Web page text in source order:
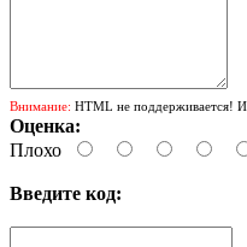
Внимание: HTML не поддерживается!
Оценка:
Плохо
Введите код: